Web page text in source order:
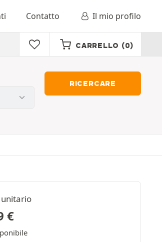
Contatto Il mio profilo
CARRELLO (0)
RICERCARE
unitario
€